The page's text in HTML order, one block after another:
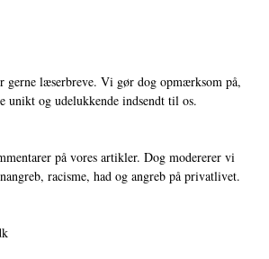
gerne læserbreve. Vi gør dog opmærksom på,
unikt og udelukkende indsendt til os.
på vores artikler. Dog modererer vi
racisme, had og angreb på privatlivet.